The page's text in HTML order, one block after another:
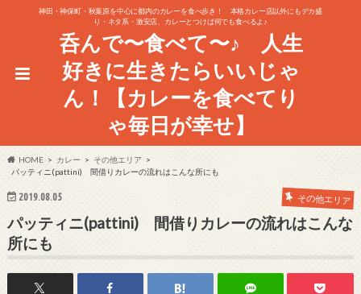
神田・神保町・秋葉原を中心に都内のカレーを食べ歩き！ 本格カレー店以外にもデカ盛
り・ネタ系・激安店、カレーとつけば何でも食べるよ♪
呑んで〜食べて〜♪ 人生
好きに生きたらいいじゃ
ん！【カレーを食べてり
ゃ毎日が幸せ】
HOME カレー
その他エリア
パッティニ(pattini) 間借りカレーの流れはこんな所にも
2019.08.05 その他エリア
パッティニ(pattini) 間借りカレーの流れはこんな
所にも